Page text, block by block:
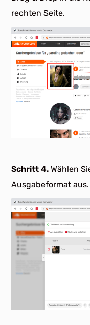
rechten Seite.
Schritt 4. Wählen
Ausgabeformat aus.